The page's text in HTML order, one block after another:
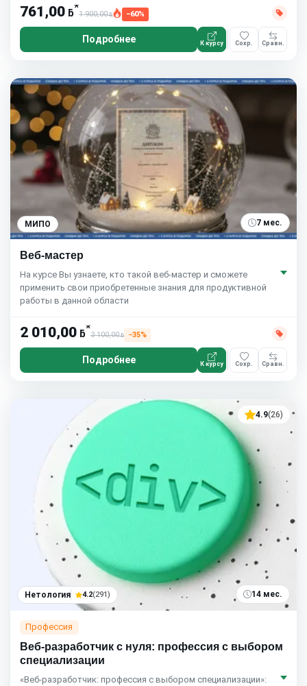
761,00 ƃ*
1 900,00ƃ −60%
Подробнее К курсу Сохр. Сравн.
МИПО 7 мес.
Веб-мастер
На курсе Вы узнаете, кто такой веб-мастер и сможете
применить свои приобретенные знания для продуктивной
работы в данной области
2 010,00 ƃ*
3 100,00ƃ −35%
Подробнее К курсу Сохр. Сравн.
4.9(26)
Нетология 4.2(291) 14 мес.
Профессия
Веб-разработчик с нуля: профессия с выбором
специализации
«Веб-разработчик: профессия с выбором специализации»: